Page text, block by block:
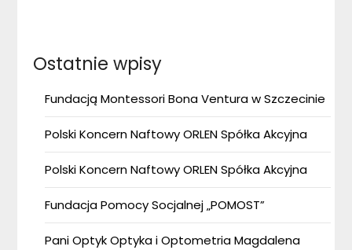
Ostatnie wpisy
Fundacją Montessori Bona Ventura w Szczecinie
Polski Koncern Naftowy ORLEN Spółka Akcyjna
Polski Koncern Naftowy ORLEN Spółka Akcyjna
Fundacja Pomocy Socjalnej „POMOST”
Pani Optyk Optyka i Optometria Magdalena